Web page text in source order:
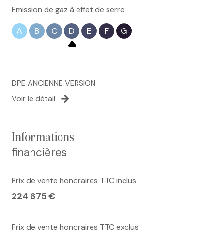
Emission de gaz à effet de serre
A B C D E F G
DPE ANCIENNE VERSION
Voir le détail
informations
financières
Prix de vente honoraires TTC inclus
224 675 €
Prix de vente honoraires TTC exclus